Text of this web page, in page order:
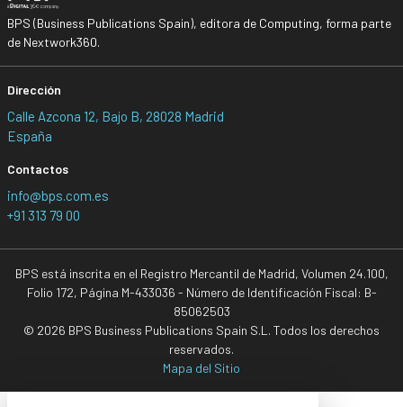
BPS (Business Publications Spain), editora de Computing, forma parte
de Nextwork360.
Dirección
Calle Azcona 12, Bajo B, 28028 Madrid
España
Contactos
info@bps.com.es
+91 313 79 00
BPS está inscrita en el Registro Mercantil de Madrid, Volumen 24.100,
Folio 172, Página M-433036 - Número de Identificación Fiscal: B-
85062503
© 2026 BPS Business Publications Spain S.L. Todos los derechos
reservados.
Mapa del Sitio